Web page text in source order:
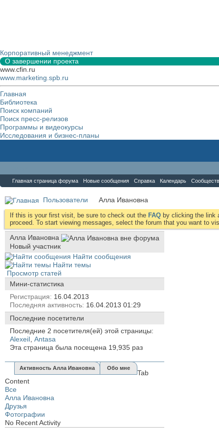
Корпоративный менеджмент
О завершении проекта
www.cfin.ru
www.marketing.spb.ru
Главная
Библиотека
Поиск компаний
Поиск пресс-релизов
Программы и видеокурсы
Исследования и бизнес-планы
Главная страница форума Новые сообщения Справка Календарь
Пользователи Алла Ивановна
If this is your first visit, be sure to check out the FAQ by clicking the link
proceed. To start viewing messages, select the forum that you want to
Алла Ивановна
Новый участник
Найти сообщения
Найти темы
Просмотр статей
Мини-статистика
Регистрация
16.04.2013
Последняя активность 16.04.2013 01:29
Последние посетители
Последние 2 посетителя(ей) этой страницы:
AlexeiI Antasa
Эта страница была посещена 19,935 раз
Активность Алла Ивановна Обо мне
Tab
Content
Все
Алла Ивановна
Друзья
Фотографии
No Recent Activity